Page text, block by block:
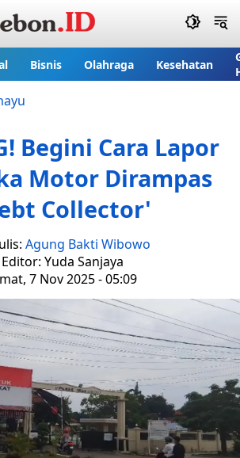
Bisnis Olahraga Kesehatan
Begini Cara Lapor
Motor Dirampas
Collector'
Agung Bakti Wibowo
Editor: Yuda Sanjaya
7 Nov 2025 - 05:09